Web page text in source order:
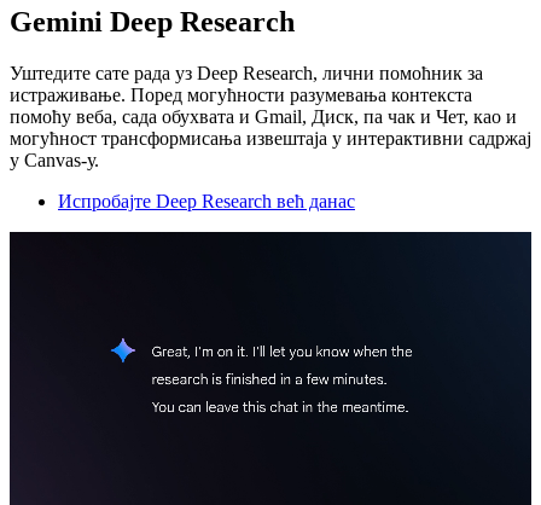
Gemini Deep Research
Уштедите сате рада уз Deep Research, лични помоћник за
истраживање. Поред могућности разумевања контекста
помоћу веба, сада обухвата и Gmail, Диск, па чак и Чет, као и
могућност трансформисања извештаја у интерактивни садржај
у Canvas-у.
Испробајте Deep Research већ данас